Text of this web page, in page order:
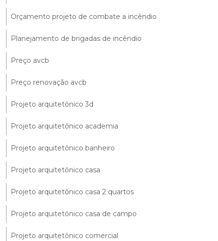
Orçamento projeto de combate a incêndio
Planejamento de brigadas de incêndio
Preço avcb
Preço renovação avcb
Projeto arquitetônico 3d
Projeto arquitetônico academia
Projeto arquitetônico banheiro
Projeto arquitetônico casa
Projeto arquitetônico casa 2 quartos
Projeto arquitetônico casa de campo
Projeto arquitetônico comercial